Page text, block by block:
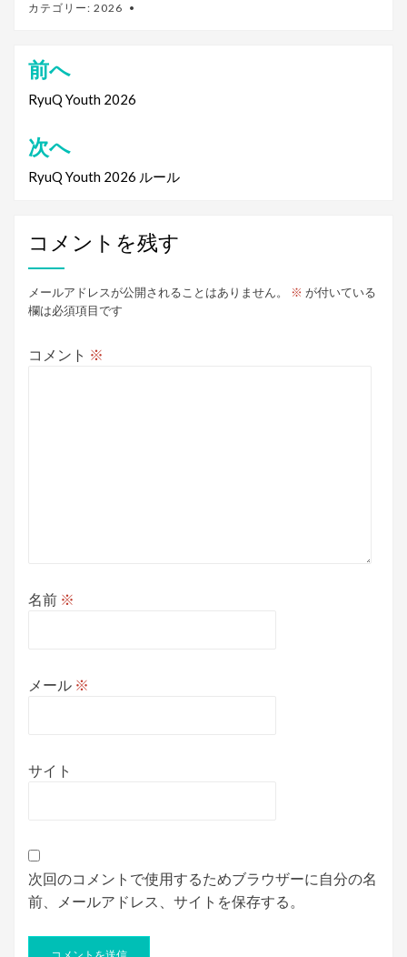
カテゴリー: 2026
投
稿
ナ
ビ
ゲ
シ
ョ
ン
前へ
RyuQ Youth 2026
次へ
RyuQ Youth 2026 ルール
コメントを残す
メールアドレスが公開されることはありません。 ※ が付いている
欄は必須項目です
コメント ※
名前 ※
メール ※
サイト
次回のコメントで使用するためブラウザーに自分の名
前、メールアドレス、サイトを保存する。